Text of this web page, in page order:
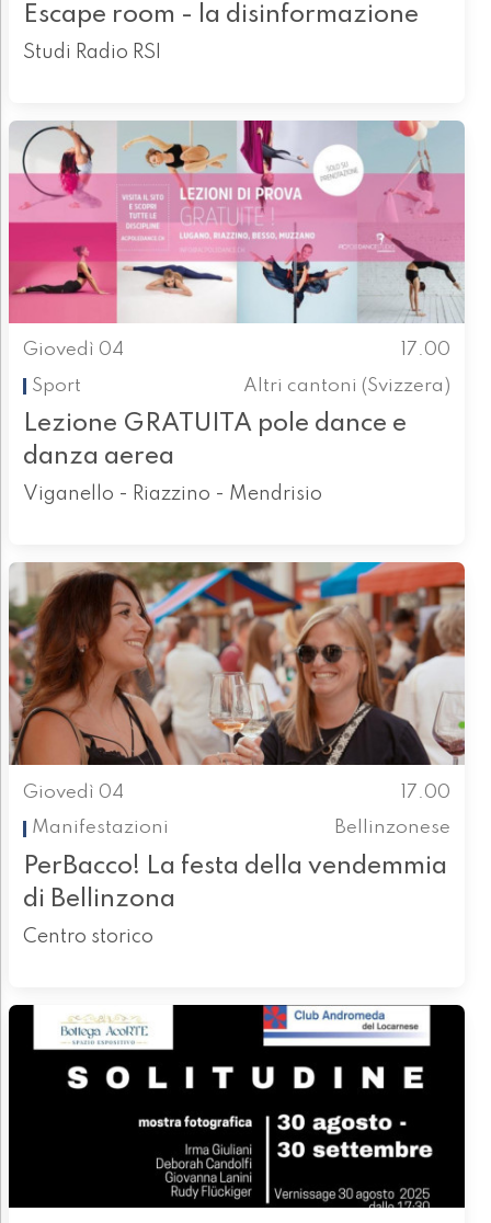
Escape room - la disinformazione
Studi Radio RSI
Giovedì 04
17.00
Sport
Altri cantoni (Svizzera)
Lezione GRATUITA pole dance e
danza aerea
Viganello - Riazzino - Mendrisio
Giovedì 04
17.00
Manifestazioni
Bellinzonese
PerBacco! La festa della vendemmia
di Bellinzona
Centro storico